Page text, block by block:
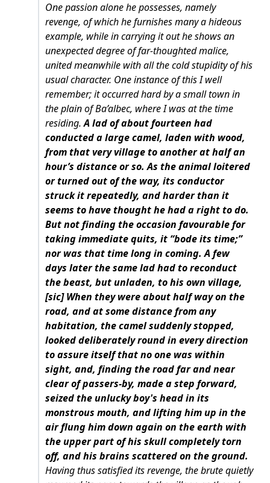
One passion alone he possesses, namely
revenge, of which he furnishes many a hideous
example, while in carrying it out he shows an
unexpected degree of far-thoughted malice,
united meanwhile with all the cold stupidity of his
usual character. One instance of this I well
remember; it occurred hard by a small town in
the plain of Ba’albec, where I was at the time
residing.A lad of about fourteen had
conducted a large camel, laden with wood,
from that very village to another at half an
hour’s distance or so. As the animal loitered
or turned out of the way, its conductor
struck it repeatedly, and harder than it
seems to have thought he had a right to do.
But not finding the occasion favourable for
taking immediate quits, it “bode its time;”
nor was that time long in coming. A few
days later the same lad had to reconduct
the beast, but unladen, to his own village,
[sic] When they were about half way on the
road, and at some distance from any
habitation, the camel suddenly stopped,
looked deliberately round in every direction
to assure itself that no one was within
sight, and, finding the road far and near
clear of passers-by, made a step forward,
seized the unlucky boy's head in its
monstrous mouth, and lifting him up in the
air flung him down again on the earth with
the upper part of his skull completely torn
off, and his brains scattered on the ground.
Having thus satisfied its revenge, the brute quietly